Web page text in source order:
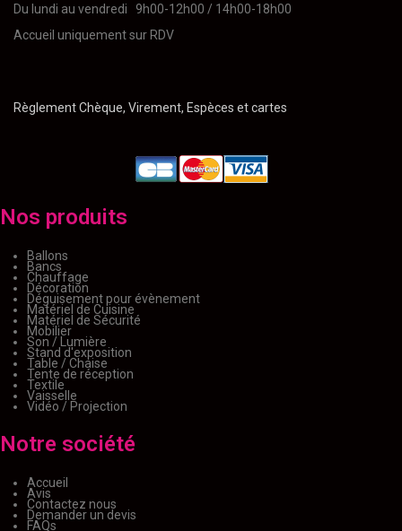
Du lundi au vendredi 9h00-12h00 / 14h00-18h00
Accueil uniquement sur RDV
Règlement Chèque, Virement, Espèces et cartes
Nos produits
Ballons
Bancs
Chauffage
Décoration
Déguisement pour évènement
Matériel de Cuisine
Matériel de Sécurité
Mobilier
Son / Lumière
Stand d'exposition
Table / Chaise
Tente de réception
Textile
Vaisselle
Vidéo / Projection
Notre société
Accueil
Avis
Contactez nous
Demander un devis
FAQs